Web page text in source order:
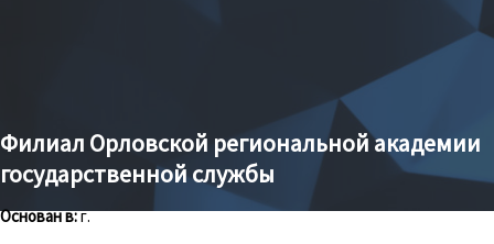
Филиал Орловской региональной академии
государственной службы
Основан в:г.